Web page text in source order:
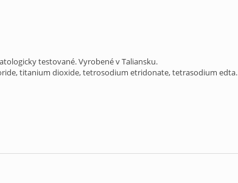
testované. Vyrobené v Taliansku.
titanium dioxide, tetrosodium etridonate, tetrasodium edta.